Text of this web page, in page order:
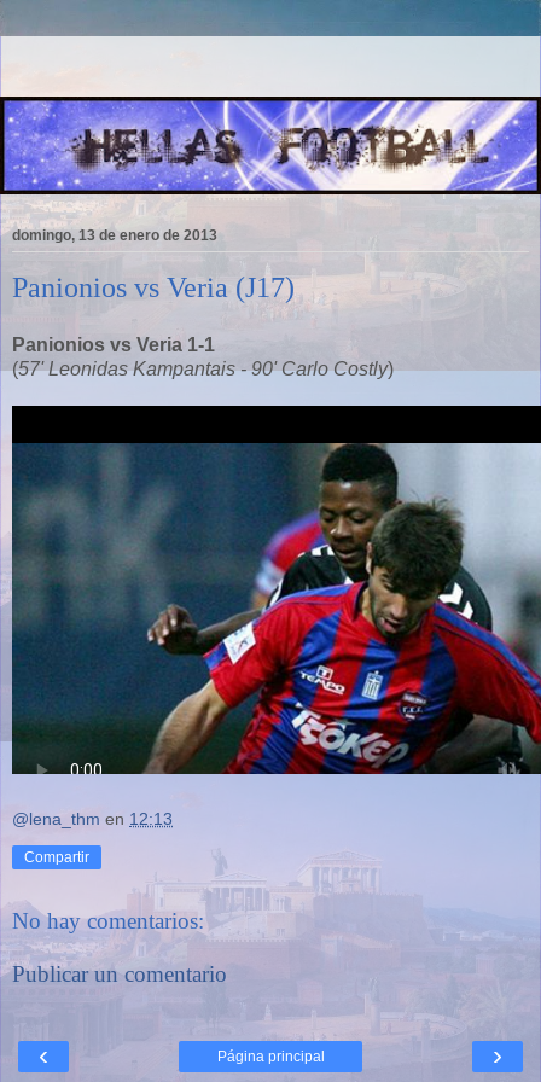
domingo, 13 de enero de 2013
Panionios vs Veria (J17)
Panionios vs Veria 1-1
(57' Leonidas Kampantais - 90' Carlo Costly)
@lena_thm en 12:13
Compartir
No hay comentarios:
Publicar un comentario
‹ ›
Página principal